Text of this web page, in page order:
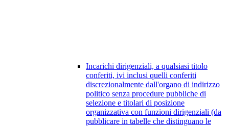
Incarichi dirigenziali, a qualsiasi titolo
conferiti, ivi inclusi quelli conferiti
discrezionalmente dall'organo di indirizzo
politico senza procedure pubbliche di
selezione e titolari di posizione
organizzativa con funzioni dirigenziali (da
pubblicare in tabelle che distinguano le